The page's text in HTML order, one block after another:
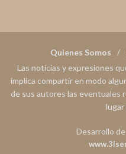
Quienes Somos
Las noticias y expresiones
implica compartir en modo
de sus autores las eventuales
lugar
Desarrollo